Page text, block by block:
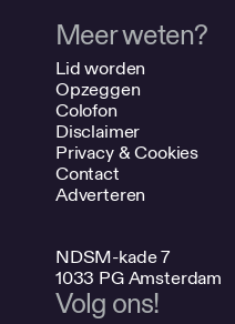
Meer weten?
Lid worden
Opzeggen
Colofon
Disclaimer
Privacy & Cookies
Contact
Adverteren
NDSM-kade 7
1033 PG Amsterdam
Volg ons!